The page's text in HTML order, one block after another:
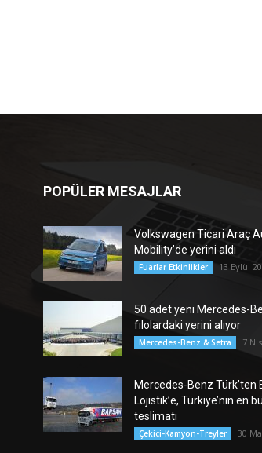
POPÜLER MESAJLAR
Volkswagen Ticari Araç
Mobility’de yerini aldı
Fuarlar Etkinlikler 13 Eylül
50 adet yeni Mercedes-
filolardaki yerini alıyor
Mercedes-Benz & Setra 7
Mercedes-Benz Türk’ten
Lojistik’e, Türkiye’nin en
teslimatı
Çekici-Kamyon-Treyler 30